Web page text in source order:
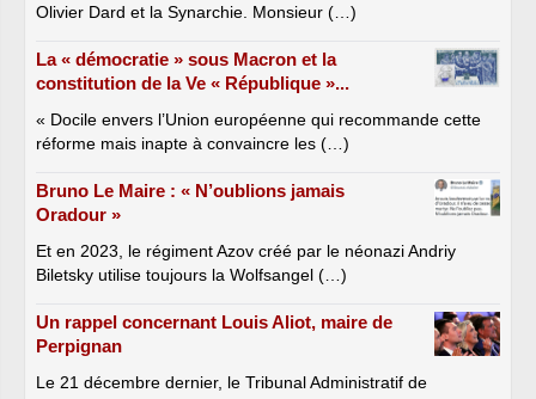
Olivier Dard et la Synarchie. Monsieur (…)
La « démocratie » sous Macron et la
constitution de la Ve « République »...
« Docile envers l’Union européenne qui recommande cette
réforme mais inapte à convaincre les (…)
Bruno Le Maire : « N’oublions jamais
Oradour »
Et en 2023, le régiment Azov créé par le néonazi Andriy
Biletsky utilise toujours la Wolfsangel (…)
Un rappel concernant Louis Aliot, maire de
Perpignan
Le 21 décembre dernier, le Tribunal Administratif de